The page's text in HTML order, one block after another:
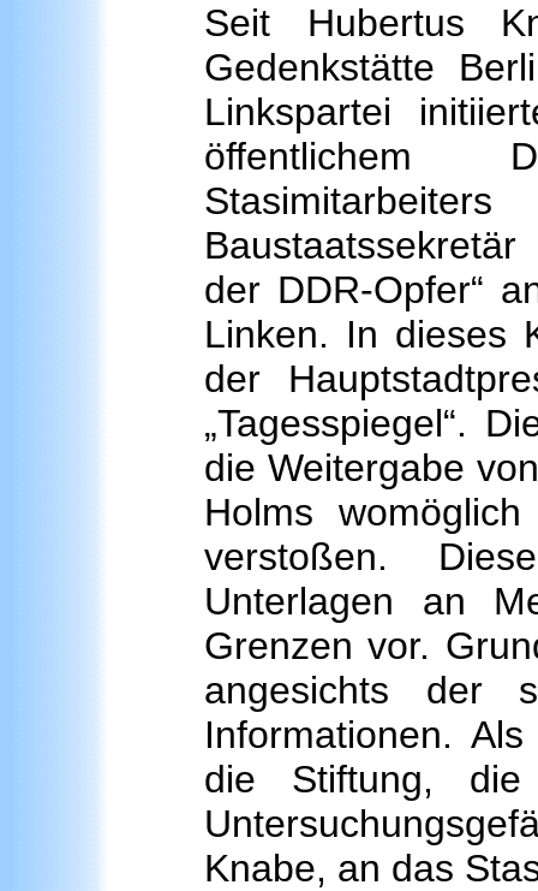
Seit Hubertus
Gedenkstätte
Linkspartei
öffentlichem
der DDR-Opfer“
Linken. In dieses
der
„Tagesspiegel“.
die Weitergabe
Holms
verstoßen.
Unterlagen an
Grenzen vor.
angesichts der
Informationen.
die Stiftung,
Knabe, an das